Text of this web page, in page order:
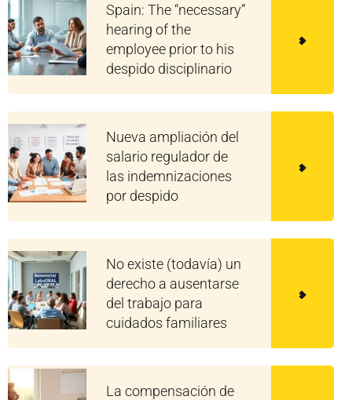
Spain: The “necessary”
hearing of the
employee prior to his
despido disciplinario
Nueva ampliación del
salario regulador de
las indemnizaciones
por despido
No existe (todavía) un
derecho a ausentarse
del trabajo para
cuidados familiares
La compensación de